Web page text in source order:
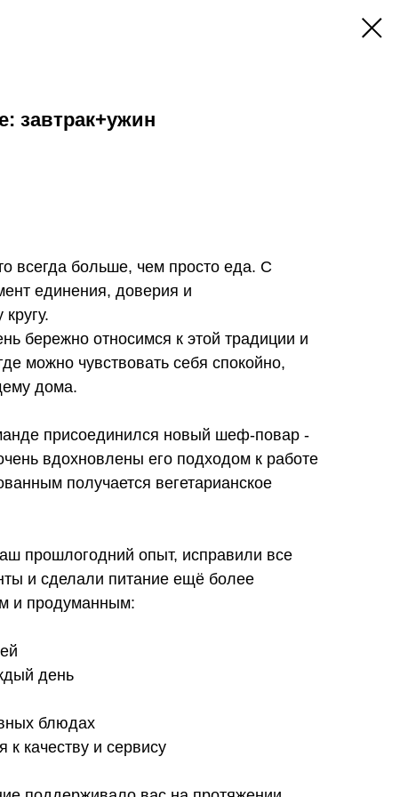
завтрак+ужин
всегда больше, чем просто еда. С
единения, доверия и
бережно относимся к этой традиции и
можно чувствовать себя спокойно,
дома.
присоединился новый шеф-повар -
вдохновлены его подходом к работе
получается вегетарианское
прошлогодний опыт, исправили все
и сделали питание ещё более
и продуманным:
день
блюдах
качеству и сервису